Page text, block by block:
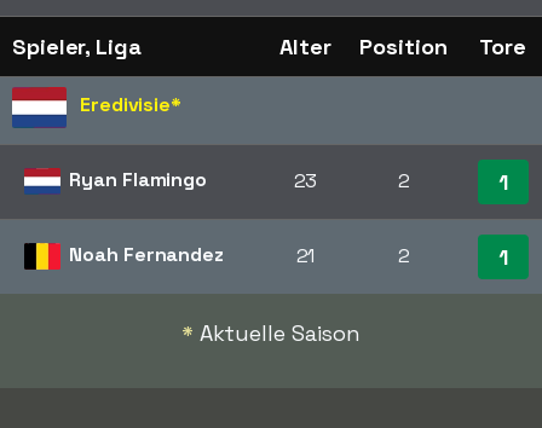
Spieler, Liga Alter Position Tore
Eredivisie*
Ryan Flamingo 23 2 1
Noah Fernandez 21 2 1
* Aktuelle Saison